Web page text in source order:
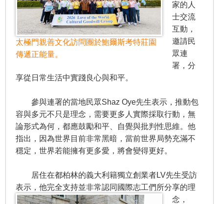
太極門親善文化訪問團於鮑爾斯考特莊園
傳遞正能量。
家的人
士交流
互動，
邀請民
眾連
署，分
享從日常生活中實踐良心與和平。
參與連署的當地民眾Shaz Oye先生表示，推動包
容與多元不只是理念，需要更多人實際採取行動，無
論形式為何，都應鼓勵和平、自覺與批判性思維。他
指出，因為世界目前非常黑暗，當前世界局勢充滿不
穩定，世界若能擁有更多愛，將會變得更好。
居住在都柏林的義大利籍獨立創業者LV先生受訪
表示，他完全支持並非常認同國際志工們所分享的理
念，